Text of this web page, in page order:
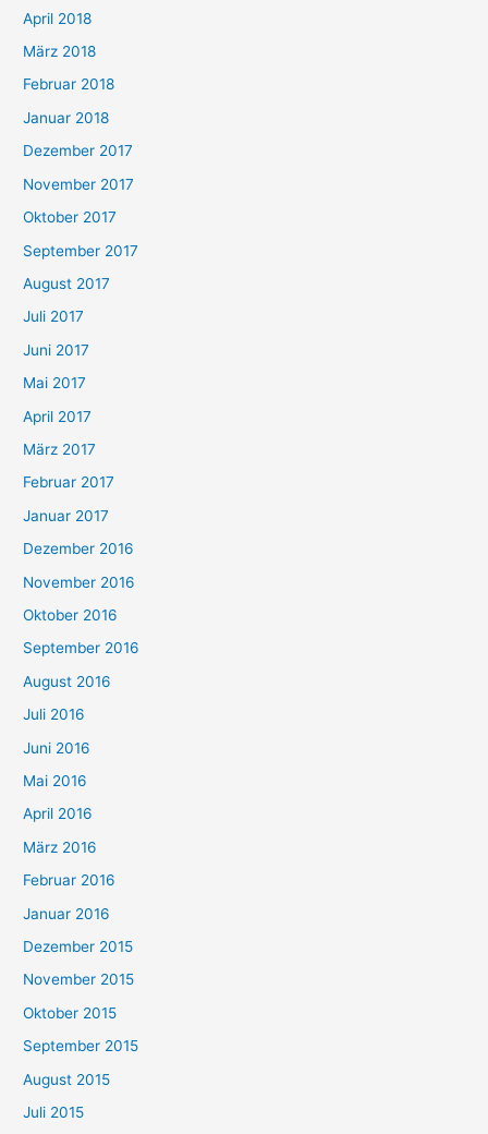
April 2018
März 2018
Februar 2018
Januar 2018
Dezember 2017
November 2017
Oktober 2017
September 2017
August 2017
Juli 2017
Juni 2017
Mai 2017
April 2017
März 2017
Februar 2017
Januar 2017
Dezember 2016
November 2016
Oktober 2016
September 2016
August 2016
Juli 2016
Juni 2016
Mai 2016
April 2016
März 2016
Februar 2016
Januar 2016
Dezember 2015
November 2015
Oktober 2015
September 2015
August 2015
Juli 2015